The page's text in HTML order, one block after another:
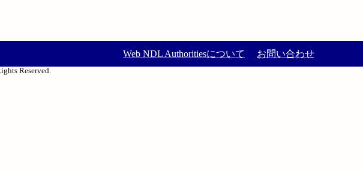
Web NDL Authoritiesについて お問い合わせ
Reserved.